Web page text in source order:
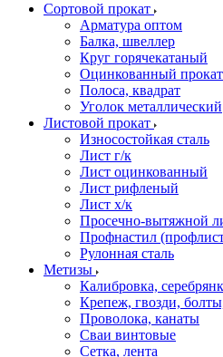
Сортовой прокат
Арматура оптом
Балка, швеллер
Круг горячекатаный
Оцинкованный прокат
Полоса, квадрат
Уголок металлический
Листовой прокат
Износостойкая сталь
Лист г/к
Лист оцинкованный
Лист рифленый
Лист х/к
Просечно-вытяжной
Профнастил
Рулонная сталь
Метизы
Калибровка,
Крепеж, гвозди,
Проволока, канаты
Сваи винтовые
Сетка, лента